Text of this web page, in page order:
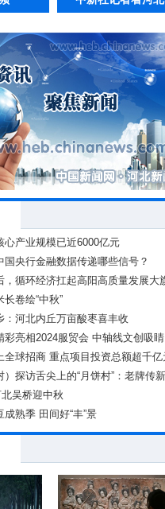
心产业规模已近6000亿元
国央行金融数据传递哪些信号？
，循环经济扛起高阳高质量发展大
卷绘“中秋”
：河北内丘万亩酸枣喜丰收
彩亮相2024服贸会 中轴线文创吸睛
全球招商 重点项目投资总额超千亿
）探访舌尖上的“月饼村”：老牌传
北吴桥迎中秋
熟季 田间好“丰”景